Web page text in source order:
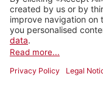
Live
LauraAntonella
2024Pop